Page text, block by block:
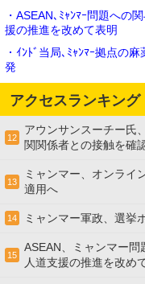
・ASEAN､ﾐｬﾝﾏｰ問題へ
援の推進を改めて表明
・ｲﾝﾄﾞ当局､ﾐｬﾝﾏｰ拠点の
発
アクセスランキング
12
アウンサンスーチー氏
関関係者との接触を確
13
ミャンマー、オンラ
適用へ
14 ミャンマー軍政、選挙
15
ASEAN、ミャンマー
人道支援の推進を改め